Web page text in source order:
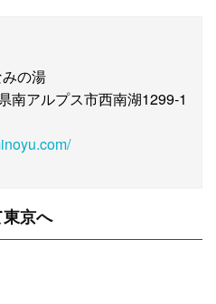
の湯
アルプス市西南湖1299-1
京へ